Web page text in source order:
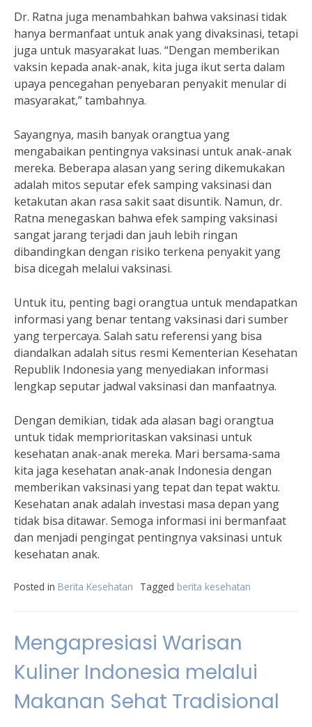
Dr. Ratna juga menambahkan bahwa vaksinasi tidak
hanya bermanfaat untuk anak yang divaksinasi, tetapi
juga untuk masyarakat luas. “Dengan memberikan
vaksin kepada anak-anak, kita juga ikut serta dalam
upaya pencegahan penyebaran penyakit menular di
masyarakat,” tambahnya.
Sayangnya, masih banyak orangtua yang
mengabaikan pentingnya vaksinasi untuk anak-anak
mereka. Beberapa alasan yang sering dikemukakan
adalah mitos seputar efek samping vaksinasi dan
ketakutan akan rasa sakit saat disuntik. Namun, dr.
Ratna menegaskan bahwa efek samping vaksinasi
sangat jarang terjadi dan jauh lebih ringan
dibandingkan dengan risiko terkena penyakit yang
bisa dicegah melalui vaksinasi.
Untuk itu, penting bagi orangtua untuk mendapatkan
informasi yang benar tentang vaksinasi dari sumber
yang terpercaya. Salah satu referensi yang bisa
diandalkan adalah situs resmi Kementerian Kesehatan
Republik Indonesia yang menyediakan informasi
lengkap seputar jadwal vaksinasi dan manfaatnya.
Dengan demikian, tidak ada alasan bagi orangtua
untuk tidak memprioritaskan vaksinasi untuk
kesehatan anak-anak mereka. Mari bersama-sama
kita jaga kesehatan anak-anak Indonesia dengan
memberikan vaksinasi yang tepat dan tepat waktu.
Kesehatan anak adalah investasi masa depan yang
tidak bisa ditawar. Semoga informasi ini bermanfaat
dan menjadi pengingat pentingnya vaksinasi untuk
kesehatan anak.
Posted in Berita Kesehatan Tagged berita kesehatan
Mengapresiasi Warisan
Kuliner Indonesia melalui
Makanan Sehat Tradisional